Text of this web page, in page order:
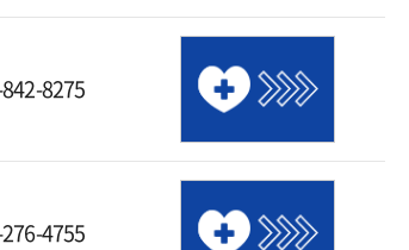
8275
4755